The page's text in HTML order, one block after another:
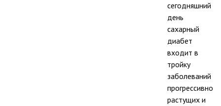
сегодняшний
день
сахарный
диабет
входит в
тройку
заболеваний
прогрессивно
растущих и